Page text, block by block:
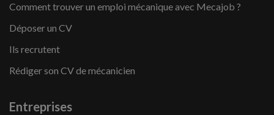
Comment trouver un emploi mécanique avec Mecajob ?
Déposer un CV
Ils recrutent
Rédiger son CV de mécanicien
Entreprises